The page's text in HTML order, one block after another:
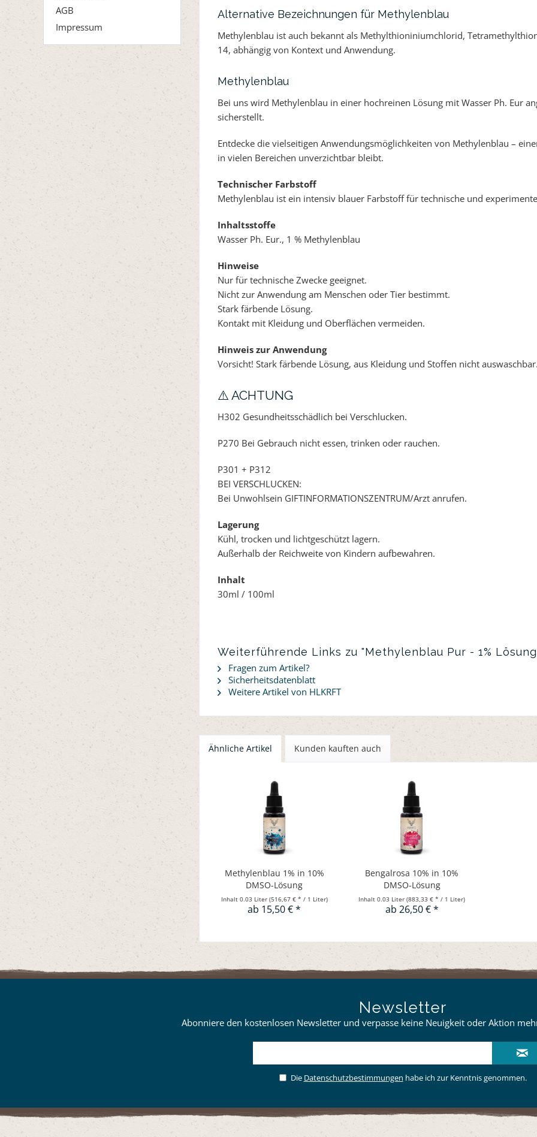
AGB
Impressum
Alternative Bezeichnungen für Methylenblau
Methylenblau ist auch bekannt als Methylthioniniumchlorid,
14, abhängig von Kontext und Anwendung.
Methylenblau
Bei uns wird Methylenblau in einer hochreinen Lösung mit Wasser Ph. Eur
sicherstellt.
Entdecke die vielseitigen Anwendungsmöglichkeiten von Methylenblau –
in vielen Bereichen unverzichtbar bleibt.
Technischer Farbstoff
Methylenblau ist ein intensiv blauer Farbstoff für technische und
Inhaltsstoffe
Wasser Ph. Eur., 1 % Methylenblau
Hinweise
Nur für technische Zwecke geeignet.
Nicht zur Anwendung am Menschen oder Tier bestimmt.
Stark färbende Lösung.
Kontakt mit Kleidung und Oberflächen vermeiden.
Hinweis zur Anwendung
Vorsicht! Stark färbende Lösung, aus Kleidung und Stoffen nicht
⚠️ ACHTUNG
H302 Gesundheitsschädlich bei Verschlucken.
P270 Bei Gebrauch nicht essen, trinken oder rauchen.
P301 + P312
BEI VERSCHLUCKEN:
Bei Unwohlsein GIFTINFORMATIONSZENTRUM/Arzt anrufen.
Lagerung
Kühl, trocken und lichtgeschützt lagern.
Außerhalb der Reichweite von Kindern aufbewahren.
Inhalt
30ml / 100ml
Weiterführende Links zu "Methylenblau Pur - 1%
Fragen zum Artikel?
Sicherheitsdatenblatt
Weitere Artikel von HLKRFT
Ähnliche Artikel Kunden kauften auch
Methylenblau 1% in 10%
DMSO-Lösung
Inhalt 0.03 Liter (516,67 € * / 1 Liter)
ab 15,50 € *
Bengalrosa 10% in 10%
DMSO-Lösung
Inhalt0.03 Liter(883,33 € * / 1 Liter)
ab 26,50 € *
Newsletter
Abonniere den kostenlosen Newsletter und verpasse keine Neuigkeit oder Aktion
Die Datenschutzbestimmungen habe ich zur Kenntnis genommen.